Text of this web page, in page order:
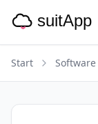
Start Software